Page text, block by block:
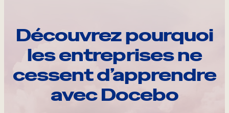
Découvrez pourquoi
les entreprises ne
cessent d’apprendre
avec Docebo